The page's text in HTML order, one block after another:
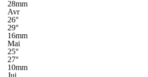
28mm
Avr
26°
29°
16mm
Mai
25°
27°
10mm
Jui